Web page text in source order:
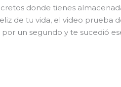
donde tienes
de tu vida, el video prueba
un segundo y te sucedió